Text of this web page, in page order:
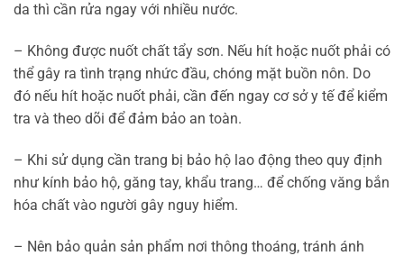
da thì cần rửa ngay với nhiều nước.
– Không được nuốt chất tẩy sơn. Nếu hít hoặc nuốt phải có
thể gây ra tình trạng nhức đầu, chóng mặt buồn nôn. Do
đó nếu hít hoặc nuốt phải, cần đến ngay cơ sở y tế để kiểm
tra và theo dõi để đảm bảo an toàn.
– Khi sử dụng cần trang bị bảo hộ lao động theo quy định
như kính bảo hộ, găng tay, khẩu trang… để chống văng bắn
hóa chất vào người gây nguy hiểm.
– Nên bảo quản sản phẩm nơi thông thoáng, tránh ánh